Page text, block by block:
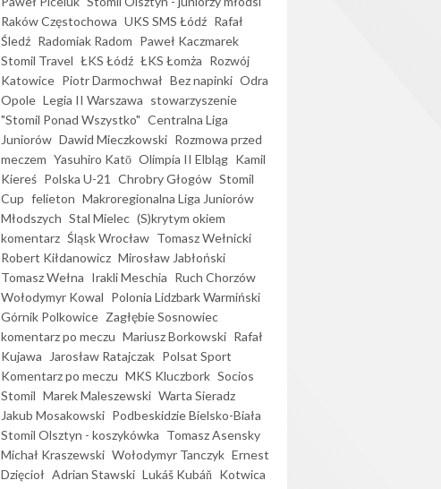
Raków Częstochowa UKS SMS Łódź Rafał
Śledź Radomiak Radom Paweł Kaczmarek
Stomil Travel ŁKS Łódź ŁKS Łomża Rozwój
Katowice Piotr Darmochwał Bez napinki Odra
Opole Legia II Warszawa stowarzyszenie
"Stomil Ponad Wszystko" Centralna Liga
Juniorów Dawid Mieczkowski Rozmowa przed
meczem Yasuhiro Katō Olimpia II Elbląg Kamil
Kiereś Polska U-21 Chrobry Głogów Stomil
Cup felieton Makroregionalna Liga Juniorów
Młodszych Stal Mielec (S)krytym okiem
komentarz Śląsk Wrocław Tomasz Wełnicki
Robert Kiłdanowicz Mirosław Jabłoński
Tomasz Wełna Irakli Meschia Ruch Chorzów
Wołodymyr Kowal Polonia Lidzbark Warmiński
Górnik Polkowice Zagłębie Sosnowiec
komentarz po meczu Mariusz Borkowski Rafał
Kujawa
Jarosław Ratajczak Polsat Sport
Komentarz po meczu MKS Kluczbork Socios
Stomil Marek Maleszewski Warta Sieradz
Jakub Mosakowski Podbeskidzie Bielsko-Biała
Stomil Olsztyn - koszykówka Tomasz Asensky
Michał Kraszewski Wołodymyr Tanczyk Ernest
Dzięcioł Adrian Stawski Lukáš Kubáň Kotwica